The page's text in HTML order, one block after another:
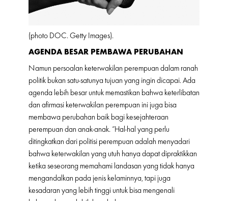
(photo DOC. Getty Images).
AGENDA BESAR PEMBAWA PERUBAHAN
Namun persoalan keterwakilan perempuan dalam ranah
politik bukan satu-satunya tujuan yang ingin dicapai. Ada
agenda lebih besar untuk memastikan bahwa keterlibatan
dan afirmasi keterwakilan perempuan ini juga bisa
membawa perubahan baik bagi kesejahteraan
perempuan dan anak-anak. “Hal-hal yang perlu
ditingkatkan dari politisi perempuan adalah menyadari
bahwa keterwakilan yang utuh hanya dapat dipraktikkan
ketika seseorang memahami landasan yang tidak hanya
mengandalkan pada jenis kelaminnya, tapi juga
kesadaran yang lebih tinggi untuk bisa mengenali